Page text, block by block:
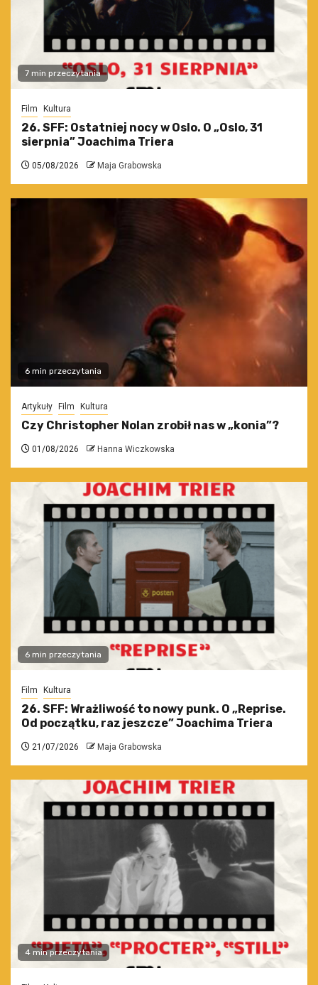
7 min przeczytania
Film Kultura
26. SFF: Ostatniej nocy w Oslo. O „Oslo, 31
sierpnia” Joachima Triera
05/08/2026 Maja Grabowska
6 min przeczytania
Artykuły Film Kultura
Czy Christopher Nolan zrobił nas w „konia”?
01/08/2026 Hanna Wiczkowska
6 min przeczytania
Film Kultura
26. SFF: Wrażliwość to nowy punk. O „Reprise.
Od początku, raz jeszcze” Joachima Triera
21/07/2026 Maja Grabowska
4 min przeczytania